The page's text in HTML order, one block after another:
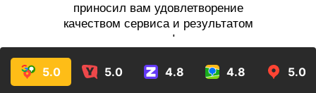
приносил вам удовлетворение
качеством сервиса и результатом
услуг!
5.0 5.0 4.8 4.8 5.0